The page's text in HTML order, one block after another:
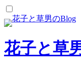
コ
ン
テ
ン
ツ
花子と草